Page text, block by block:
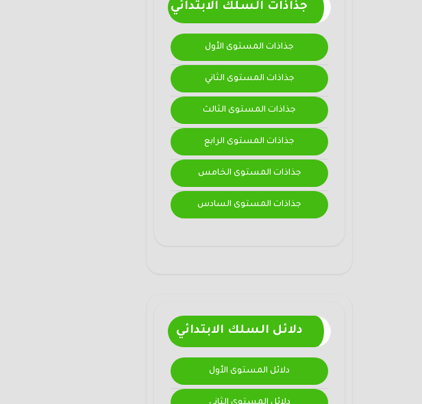
جذاذات السلك الابتدائي
جذاذات المستوى الأول
جذاذات المستوى الثاني
جذاذات المستوى الثالث
جذاذات المستوى الرابع
جذاذات المستوى الخامس
جذاذات المستوى السادس
دلائل السلك الابتدائي
دلائل المستوى الأول